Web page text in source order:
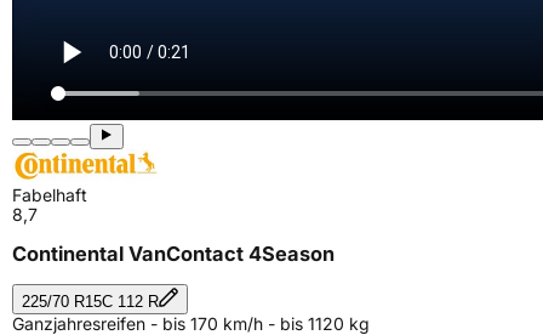
Fabelhaft
8,7
Continental VanContact 4Season
225/70 R15C 112 R
Ganzjahresreifen - bis 170 km/h - bis 1120 kg